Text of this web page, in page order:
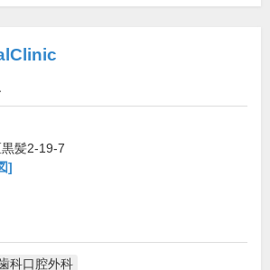
髪2-19-7
]
科口腔外科